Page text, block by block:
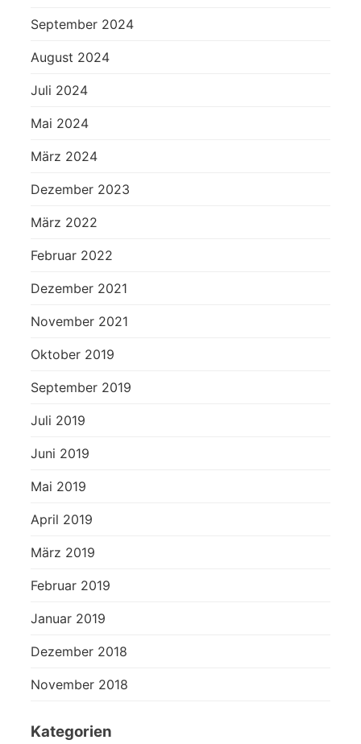
September 2024
August 2024
Juli 2024
Mai 2024
März 2024
Dezember 2023
März 2022
Februar 2022
Dezember 2021
November 2021
Oktober 2019
September 2019
Juli 2019
Juni 2019
Mai 2019
April 2019
März 2019
Februar 2019
Januar 2019
Dezember 2018
November 2018
Kategorien